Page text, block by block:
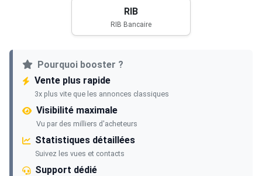
RIB
RIB Bancaire
Pourquoi booster ?
Vente plus rapide
3x plus vite que les annonces classiques
Visibilité maximale
Vu par des milliers d'acheteurs
Statistiques détaillées
Suivez les vues et contacts
Support dédié